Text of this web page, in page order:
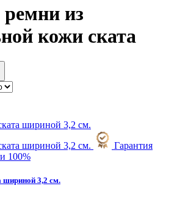
из
кожи ската
Гарантия
100%
шириной 3,2 см.